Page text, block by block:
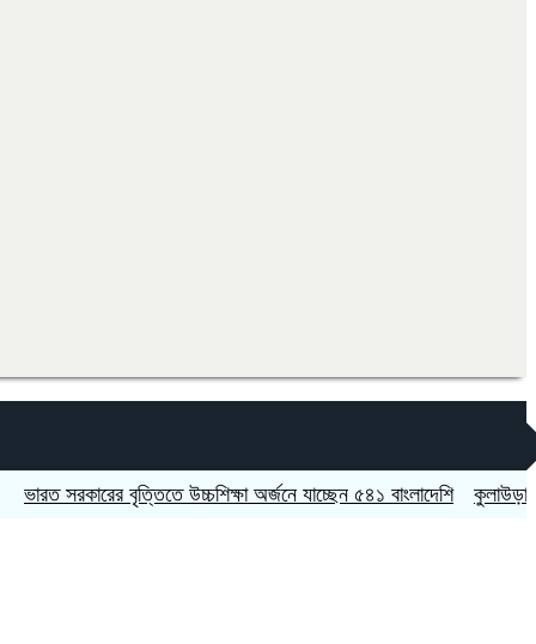
বৃত্তিতে উচ্চশিক্ষা অর্জনে যাচ্ছেন ৫৪১ বাংলাদেশি কুলাউড়ায় চুরির